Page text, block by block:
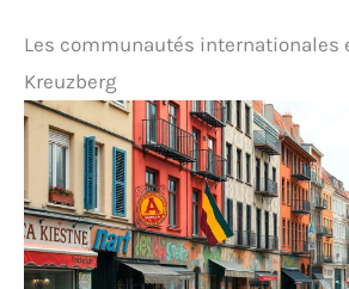
Les communautés internationales
Kreuzberg